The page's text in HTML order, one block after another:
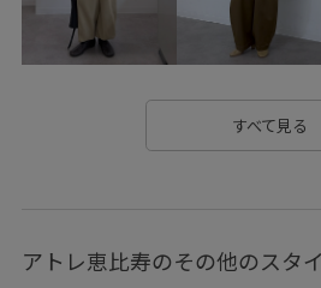
さりげないアクセント アクセサリー
カジュアルすぎない クリーンな印象
シルク シワに
スタイルアップ スッキリ スッ
すべて見る
アトレ恵比寿のその他のスタ